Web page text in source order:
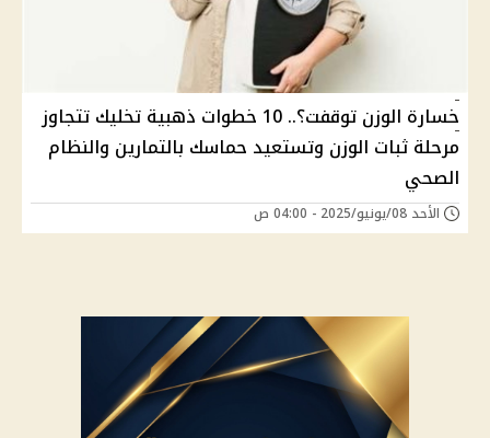
خسارة الوزن توقفت؟.. 10 خطوات ذهبية تخليك تتجاوز
مرحلة ثبات الوزن وتستعيد حماسك بالتمارين والنظام
الصحي
الأحد 08/يونيو/2025 - 04:00 ص